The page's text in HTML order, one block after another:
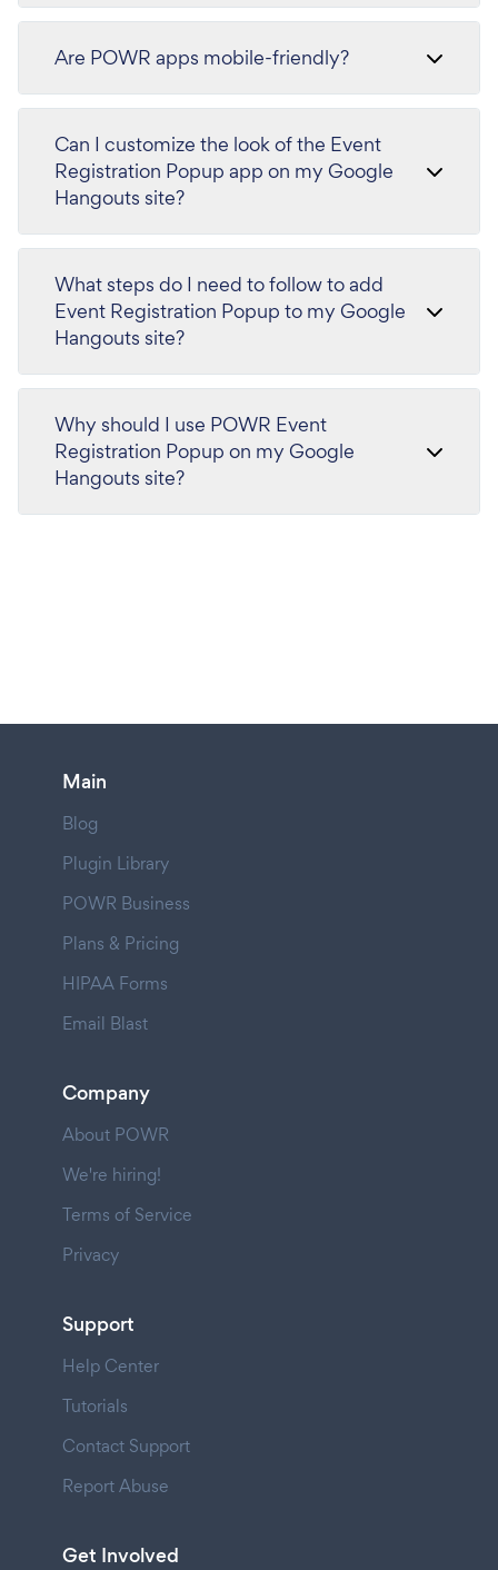
Are POWR apps mobile-friendly?
Can I customize the look of the Event
Registration Popup app on my Google
Hangouts site?
What steps do I need to follow to add
Event Registration Popup to my Google
Hangouts site?
Why should I use POWR Event
Registration Popup on my Google
Hangouts site?
Main
Blog
Plugin Library
POWR Business
Plans & Pricing
HIPAA Forms
Email Blast
Company
About POWR
We're hiring!
Terms of Service
Privacy
Support
Help Center
Tutorials
Contact Support
Report Abuse
Get Involved